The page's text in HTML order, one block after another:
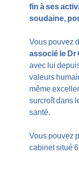
Après la chirurgie
votre domicile. Il
mesure de
le lendemain. Un
semaine après
Vos deux yeux
attendre quelques
second.
fin à ses
soudaine,
Vous pouvez
associé le Dr
avec lui
valeurs
même
surcroît dans
santé.
Vous pouvez
cabinet situé